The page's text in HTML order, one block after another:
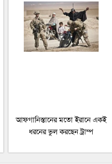
আফগানিস্তানের মতো ইরানে একই
ধরনের ভুল করছেন ট্রাম্প